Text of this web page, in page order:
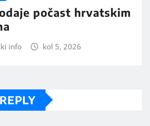
počast hrvatskim
info kol 5, 2026